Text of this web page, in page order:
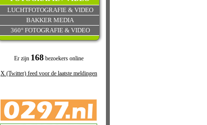
LUCHTFOTOGRAFIE & VIDEO
BAKKER MEDIA
360° FOTOGRAFIE & VIDEO
Er zijn 168bezoekers online
X (Twitter) feed voor de laatste meldingen